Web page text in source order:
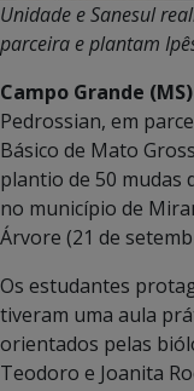
Unidade e Sanesul
parceira e plantam
Campo Grande (MS)
Pedrossian, em
Básico de Mato
plantio de 50 mudas
no município de
Árvore (21 de
Os estudantes
tiveram uma aula
orientados pelas
Teodoro e Joanita